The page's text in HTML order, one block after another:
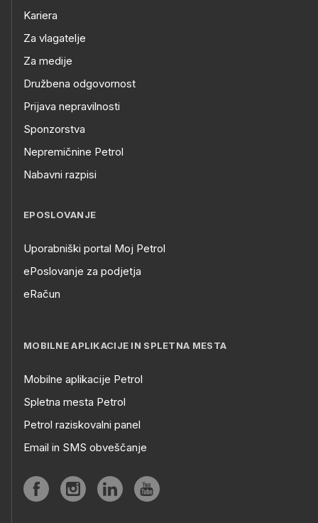
Kariera
Za vlagatelje
Za medije
Družbena odgovornost
Prijava nepravilnosti
Sponzorstva
Nepremičnine Petrol
Nabavni razpisi
EPOSLOVANJE
Uporabniški portal Moj Petrol
ePoslovanje za podjetja
eRačun
MOBILNE APLIKACIJE IN SPLETNA MESTA
Mobilne aplikacije Petrol
Spletna mesta Petrol
Petrol raziskovalni panel
Email in SMS obveščanje